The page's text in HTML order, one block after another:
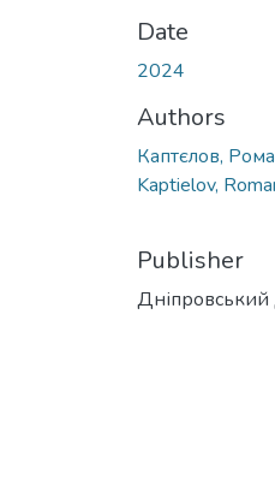
Date
2024
Authors
Каптєлов,
Kaptielov,
Publisher